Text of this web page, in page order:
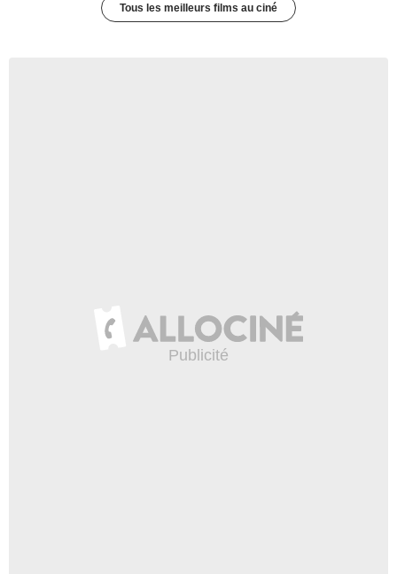
Tous les meilleurs films au ciné